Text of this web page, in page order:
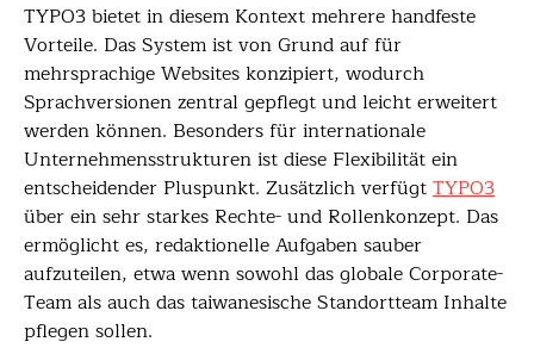
TYPO3 bietet in diesem Kontext mehrere handfeste
Vorteile. Das System ist von Grund auf für
mehrsprachige Websites konzipiert, wodurch
Sprachversionen zentral gepflegt und leicht erweitert
werden können. Besonders für internationale
Unternehmensstrukturen ist diese Flexibilität ein
entscheidender Pluspunkt. Zusätzlich verfügtTYPO3
über ein sehr starkes Rechte- und Rollenkonzept. Das
ermöglicht es, redaktionelle Aufgaben sauber
aufzuteilen, etwa wenn sowohl das globale Corporate-
Team als auch das taiwanesische Standortteam Inhalte
pflegen sollen.